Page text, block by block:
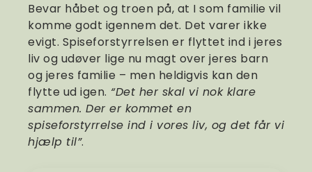
Bevar håbet og troen på, at I som familie vil
komme godt igennem det. Det varer ikke
evigt. Spiseforstyrrelsen er flyttet ind i jeres
liv og udøver lige nu magt over jeres barn
og jeres familie – men heldigvis kan den
flytte ud igen. “Det her skal vi nok klare
sammen. Der er kommet en
spiseforstyrrelse ind i vores liv, og det får vi
hjælp til”.